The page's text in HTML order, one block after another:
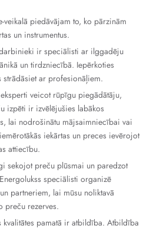
veikalā piedāvājam to, ko pārzinām
un instrumentus.
ir speciālisti ar ilggadēju
un tirdzniecībā. Iepērkoties
strādāsiet ar profesionāļiem.
veicot rūpīgu piegādātāju,
izpēti ir izvēlējušies labākos
lai nodrošinātu mājsaimniecībai vai
iekārtas un preces ievērojot
attiecību.
sekojot preču plūsmai un paredzot
speciālisti organizē
partneriem, lai mūsu noliktavā
preču rezerves.
kvalitātes pamatā ir atbildība. Atbildība